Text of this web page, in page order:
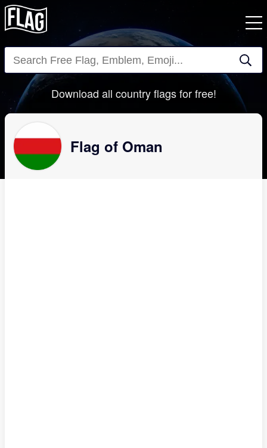
Close
Download all country flags for free!
Flag of Oman